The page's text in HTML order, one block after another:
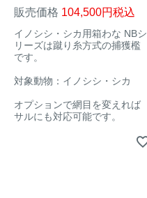
販売価格 104,500 税込
イノシシ・シカ用箱わな NBシ
リーズは蹴り糸方式の捕獲檻
です。
対象動物：イノシシ・シカ
オプションで網目を変えれば
サルにも対応可能です。